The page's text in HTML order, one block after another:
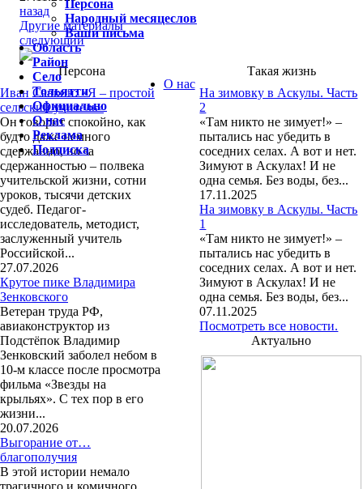
назад
Другие материалы
следующий
Персона
Иван Савкин: «Я – простой
сельский учитель»
Он говорит спокойно, как
будто даже немного
сдержанно, но за
сдержанностью – полвека
учительской жизни, сотни
уроков, тысячи детских
судеб. Педагог-
исследователь, методист,
заслуженный учитель
Российской...
27.07.2026
Крутое пике Владимира
Зенковского
Ветеран труда РФ,
авиаконструктор из
Подстёпок Владимир
Зенковский заболел небом в
10-м классе после просмотра
фильма «Звезды на
крыльях». С тех пор в его
жизни...
20.07.2026
Выгорание от…
благополучия
В этой истории немало
Такая жизнь
На зимовку в Аскулы. Часть
2
«Там никто не зимует!» –
пытались нас убедить в
соседних селах. А вот и нет.
Зимуют в Аскулах! И не
одна семья. Без воды, без...
17.11.2025
На зимовку в Аскулы. Часть
1
«Там никто не зимует!» –
пытались нас убедить в
соседних селах. А вот и нет.
Зимуют в Аскулах! И не
одна семья. Без воды, без...
07.11.2025
Посмотреть все новости.
Актуально
О нас
Персона
Народный месяцеслов
Ваши письма
Область
Район
Село
Тольятти
Официально
О нас
Реклама
Подписка